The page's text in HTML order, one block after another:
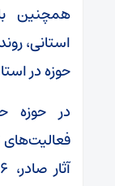
استانی،
حوزه در
در حوزه